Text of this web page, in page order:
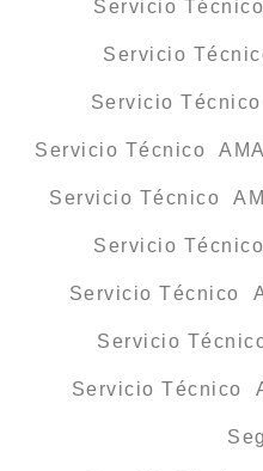
Servicio
Servicio
Servicio
Servicio Técnico
Servicio Técnico
Servicio
Servicio Técnico
Servicio
Servicio Técnico